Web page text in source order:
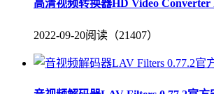
高清视频转换器HD Video
2022-09-20阅读（21407）